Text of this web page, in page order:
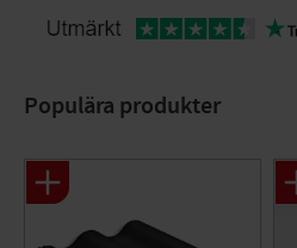
Populära produkter